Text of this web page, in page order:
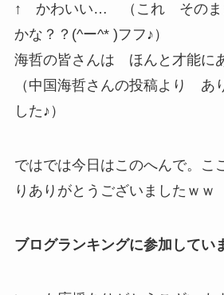
↑ かわいい… （これ そのま
かな？？(^ー^* )フフ♪）
海哲の皆さんは ほんと才能に
（中国海哲さんの投稿より あ
した♪）
ではでは今日はこのへんで。こ
りありがとうございましたｗｗ
ブログランキングに参加してい